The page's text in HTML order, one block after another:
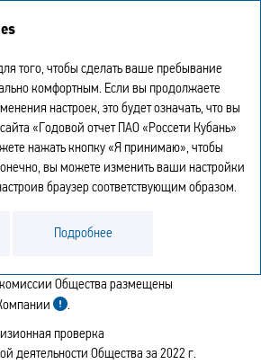
РЕВИЗИОННОЙ
пять заседаний Ревизионной
совместного присутствия, на которых
касающиеся планирования работы
непосредственно связанные
Общества размещены
.
проверка
деятельности Общества за 2022 г.
того, чтобы сделать ваше пребывание
комфортным. Если вы продолжаете
настроек, это будет означать, что вы
«Годовой отчет ПАО «Россети Кубань»
нажать кнопку «Я принимаю», чтобы
вы можете изменить ваши настройки
браузер соответствующим образом.
Подробнее